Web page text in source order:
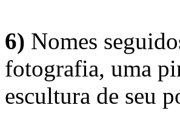
6) Nomes
fotografia, uma
escultura de seu